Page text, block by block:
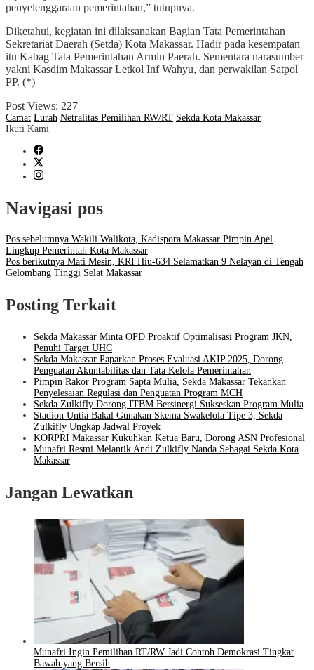
penyelenggaraan pemerintahan,” tutupnya.
Diketahui, kegiatan ini dilaksanakan Bagian Tata Pemerintahan
Sekretariat Daerah (Setda) Kota Makassar. Hadir pada kesempatan
itu Kabag Tata Pemerintahan Armin Paerah. Sementara narasumber
yakni Kasdim Makassar Letkol Inf Wahyu, dan perwakilan Satpol
PP. (*)
Post Views: 227
Camat Lurah Netralitas Pemilihan RW/RT Sekda Kota Makassar
Ikuti Kami
Navigasi pos
Pos sebelumnya Wakili Walikota, Kadispora Makassar Pimpin Apel
Lingkup Pemerintah Kota Makassar
Pos berikutnya Mati Mesin, KRI Hiu-634 Selamatkan 9 Nelayan di Tengah
Gelombang Tinggi Selat Makassar
Posting Terkait
Sekda Makassar Minta OPD Proaktif Optimalisasi Program JKN,
Penuhi Target UHC
Sekda Makassar Paparkan Proses Evaluasi AKIP 2025, Dorong
Penguatan Akuntabilitas dan Tata Kelola Pemerintahan
Pimpin Rakor Program Sapta Mulia, Sekda Makassar Tekankan
Penyelesaian Regulasi dan Penguatan Program MCH
Sekda Zulkifly Dorong ITBM Bersinergi Sukseskan Program Mulia
Stadion Untia Bakal Gunakan Skema Swakelola Tipe 3, Sekda
Zulkifly Ungkap Jadwal Proyek
KORPRI Makassar Kukuhkan Ketua Baru, Dorong ASN Profesional
Munafri Resmi Melantik Andi Zulkifly Nanda Sebagai Sekda Kota
Makassar
Jangan Lewatkan
Munafri Ingin Pemilihan RT/RW Jadi Contoh Demokrasi Tingkat
Bawah yang Bersih